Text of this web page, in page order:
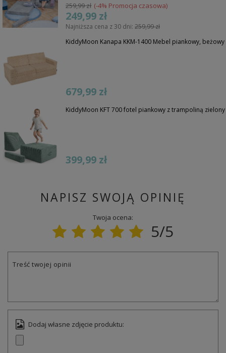
259,99 zł (-4% Promocja czasowa)
249,99 zł
Najniższa cena z 30 dni: 259,99 zł
KiddyMoon Kanapa KKM-1400 Mebel piankowy, beżowy
679,99 zł
KiddyMoon KFT 700 fotel piankowy z trampoliną zielony
399,99 zł
NAPISZ SWOJĄ OPINIĘ
Twoja ocena:
5/5
Treść twojej opinii
Dodaj własne zdjęcie produktu: